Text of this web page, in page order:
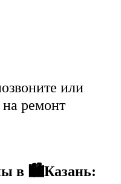
или
на ремонт
в 🏙️Казань: